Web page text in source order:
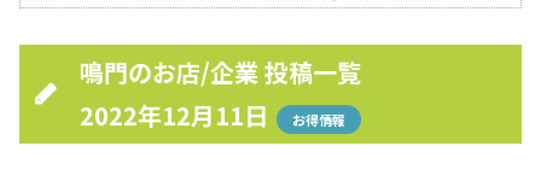
鳴門のお店/企業 投稿一覧
2022年12月11日
お得情報